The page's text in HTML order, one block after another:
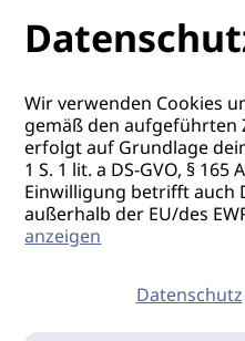
Wir verwenden Cookies
gemäß den aufgeführten
erfolgt auf Grundlage
1 S. 1 lit. a DS-GVO, § 165
Einwilligung betrifft auch
außerhalb der EU/des
anzeigen
Datenschutz